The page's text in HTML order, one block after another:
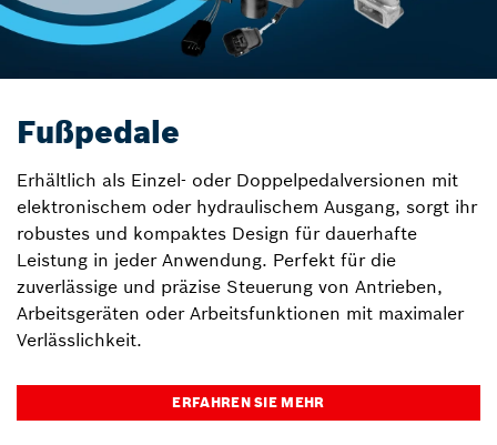
Fußpedale
Erhältlich als Einzel- oder Doppelpedalversionen mit
elektronischem oder hydraulischem Ausgang, sorgt ihr
robustes und kompaktes Design für dauerhafte
Leistung in jeder Anwendung. Perfekt für die
zuverlässige und präzise Steuerung von Antrieben,
Arbeitsgeräten oder Arbeitsfunktionen mit maximaler
Verlässlichkeit.
ERFAHREN SIE MEHR